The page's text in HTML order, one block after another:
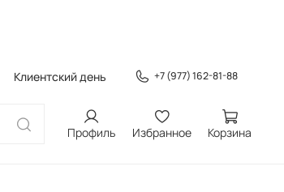
Клиентский день +7 (977) 162-81-88
Профиль Избранное Корзина